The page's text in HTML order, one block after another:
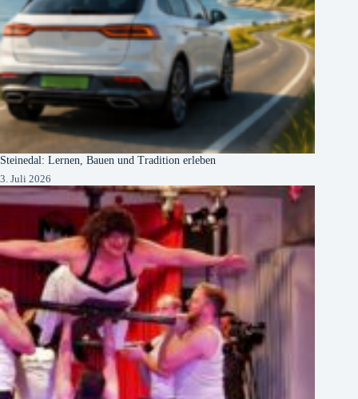
Steinedal: Lernen, Bauen und Tradition erleben
3. Juli 2026